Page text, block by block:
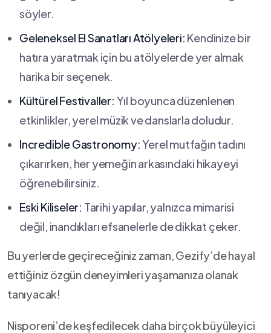
söyler.
Geleneksel ⁢El⁤ Sanatları Atölyeleri: Kendinize bir
hatıra yaratmak⁣ için bu atölyelerde yer almak
harika bir seçenek.
Kültürel Festivaller: Yıl boyunca düzenlenen
etkinlikler, yerel müzik ve danslarla doludur.
Incredible Gastronomy:Yerel mutfağın tadını
çıkarırken, her yemeğin arkasındaki hikayeyi
öğrenebilirsiniz.
Eski Kiliseler: ‌Tarihi⁣ yapılar, yalnızca mimarisi
değil, inandıkları efsanelerle​ de dikkat çeker.
Bu yerlerde geçireceğiniz zaman, Gezify’de‌ hayal
ettiğiniz özgün deneyimleri yaşamanıza olanak
‌tanıyacak!
Nisporeni’de keşfedilecek daha birçok büyüleyici